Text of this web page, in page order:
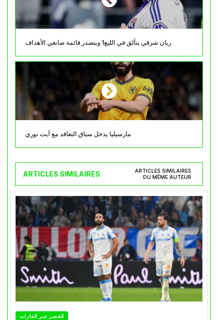
ريان شرقي يتألق في الليغ1 ويتصدر قائمة صانعي الأهداف
مارسيليا يدخل سباق التعاقد مع آيت نوري
ARTICLES SIMILAIRES
ARTICLES SIMILAIRES
DU MÊME AUTEUR
الخضر عبر القارات